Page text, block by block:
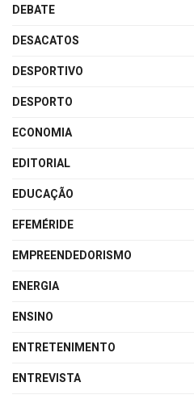
DEBATE
DESACATOS
DESPORTIVO
DESPORTO
ECONOMIA
EDITORIAL
EDUCAÇÃO
EFEMÉRIDE
EMPREENDEDORISMO
ENERGIA
ENSINO
ENTRETENIMENTO
ENTREVISTA